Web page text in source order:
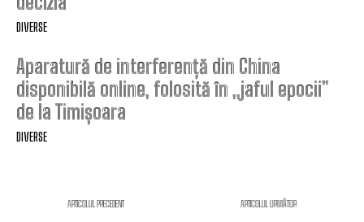
DIVERSE
Aparatură de interferență din China
disponibilă online, folosită în „jaful epocii”
de la Timișoara
DIVERSE
ARTICOLUL PRECEDENT ARTICOLUL URMĂTOR